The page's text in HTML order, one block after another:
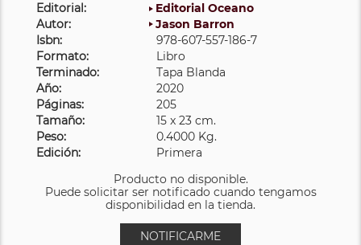
Editorial:
Editorial Oceano
Autor:
Jason Barron
Isbn:
978-607-557-186-7
Formato:
Libro
Terminado:
Tapa Blanda
Año:
2020
Páginas:
205
Tamaño:
15 x 23 cm.
Peso:
0.4000 Kg.
Edición:
Primera
Producto no disponible.
Puede solicitar ser notificado cuando tengamos
disponibilidad en la tienda.
NOTIFICARME